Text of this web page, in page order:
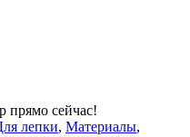
прямо сейчас!
лепки, Материалы,